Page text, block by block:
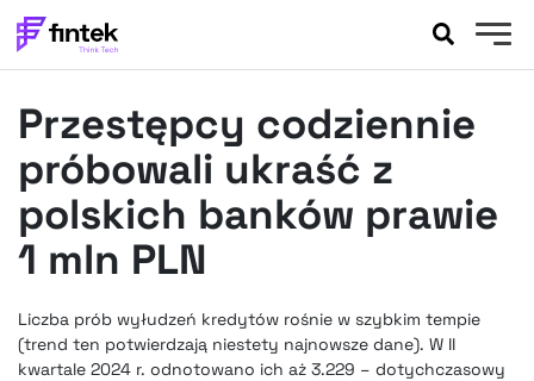
BANKOWOŚĆ
EVENTY
FELIETONY
WYWIADY
LEGAL
FINTEKEXTRA
OKIEM EKSPERTA
Przestępcy codziennie
próbowali ukraść z
polskich banków prawie
1 mln PLN
Liczba prób wyłudzeń kredytów rośnie w szybkim tempie
(trend ten potwierdzają niestety najnowsze dane). W II
kwartale 2024 r. odnotowano ich aż 3.229 – dotychczasowy